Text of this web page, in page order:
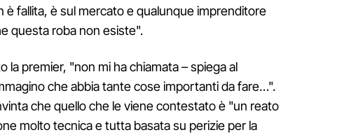
è fallita, è sul mercato e qualunque imprenditore
questa roba non esiste".
la premier, "non mi ha chiamata – spiega al
che abbia tante cose importanti da fare…".
che quello che le viene contestato è "un reato
molto tecnica e tutta basata su perizie per la